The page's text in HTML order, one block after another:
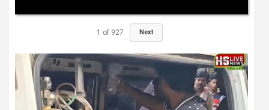
1 of 927 Next